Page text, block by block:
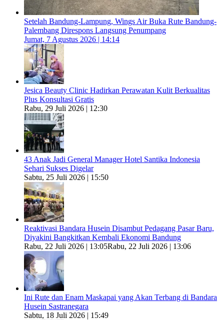
Setelah Bandung-Lampung, Wings Air Buka Rute Bandung-
Palembang Direspons Langsung Penumpang
Jumat, 7 Agustus 2026 | 14:14
Jesica Beauty Clinic Hadirkan Perawatan Kulit Berkualitas
Plus Konsultasi Gratis
Rabu, 29 Juli 2026 | 12:30
43 Anak Jadi General Manager Hotel Santika Indonesia
Sehari Sukses Digelar
Sabtu, 25 Juli 2026 | 15:50
Reaktivasi Bandara Husein Disambut Pedagang Pasar Baru,
Diyakini Bangkitkan Kembali Ekonomi Bandung
Rabu, 22 Juli 2026 | 13:05Rabu, 22 Juli 2026 | 13:06
Ini Rute dan Enam Maskapai yang Akan Terbang di Bandara
Husein Sastranegara
Sabtu, 18 Juli 2026 | 15:49